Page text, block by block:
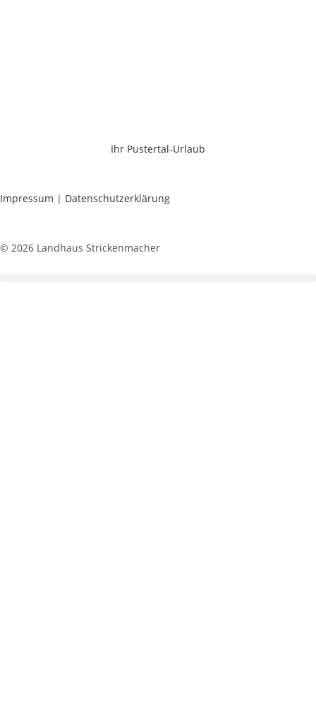
Ihr Pustertal-Urlaub
Impressum | Datenschutzerklärung
© 2026 Landhaus Strickenmacher